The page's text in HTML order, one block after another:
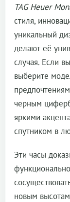
TAG Heuer
стиля,
уникальный
делают её
случая. Если
выберите
черным
яркими
спутником в
Эти часы
новым